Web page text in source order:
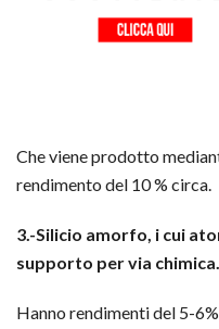
Che viene prodotto
rendimento del 10 % circa.
3.-Silicio amorfo, i cui
supporto per via chimica.
Hanno rendimenti del 5-